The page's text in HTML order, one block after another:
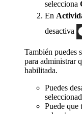
selecciona
En
desactiva
También puedes
para administrar
habilitada.
Puedes
Puede que